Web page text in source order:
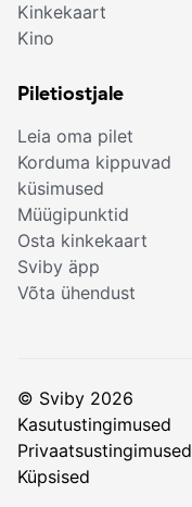
Kinkekaart
Kino
Piletiostjale
Leia oma pilet
Korduma kippuvad
küsimused
Müügipunktid
Osta kinkekaart
Sviby äpp
Võta ühendust
© Sviby 2026
Kasutustingimused
Privaatsustingimused
Küpsised